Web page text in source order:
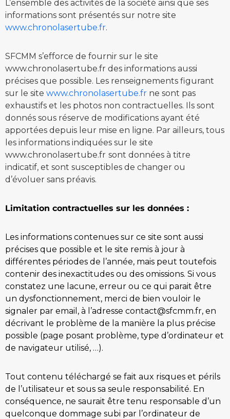
L’ensemble des activités de la société ainsi que ses
informations sont présentés sur notre site
www.chronolasertube.fr.
SFCMM s’efforce de fournir sur le site
www.chronolasertube.fr des informations aussi
précises que possible. Les renseignements figurant
sur le site www.chronolasertube.fr ne sont pas
exhaustifs et les photos non contractuelles. Ils sont
donnés sous réserve de modifications ayant été
apportées depuis leur mise en ligne. Par ailleurs, tous
les informations indiquées sur le site
www.chronolasertube.fr sont données à titre
indicatif, et sont susceptibles de changer ou
d’évoluer sans préavis.
Limitation contractuelles sur les données :
Les informations contenues sur ce site sont aussi
précises que possible et le site remis à jour à
différentes périodes de l’année, mais peut toutefois
contenir des inexactitudes ou des omissions. Si vous
constatez une lacune, erreur ou ce qui parait être
un dysfonctionnement, merci de bien vouloir le
signaler par email, à l’adresse contact@sfcmm.fr, en
décrivant le problème de la manière la plus précise
possible (page posant problème, type d’ordinateur et
de navigateur utilisé, …).
Tout contenu téléchargé se fait aux risques et périls
de l’utilisateur et sous sa seule responsabilité. En
conséquence, ne saurait être tenu responsable d’un
quelconque dommage subi par l’ordinateur de